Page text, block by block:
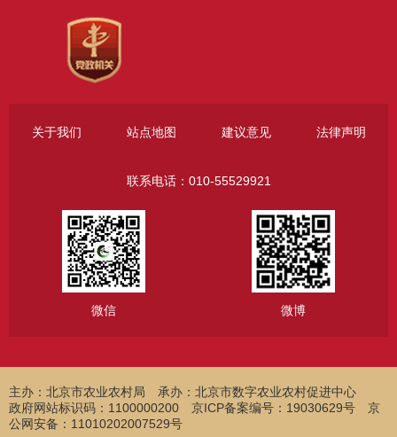
关于我们 站点地图 建议意见 法律声明
联系电话：010-55529921
微信 微博
主办：北京市农业农村局
承办：北京市数字农业农村促进中心
政府网站标识码：1100000200 京ICP备案编号：19030629号 京
公网安备：11010202007529号